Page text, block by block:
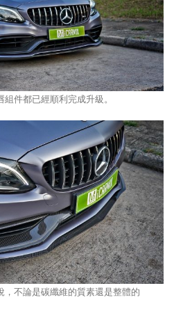
件都已經順利完成升級。
不論是碳纖維的質素還是整體的